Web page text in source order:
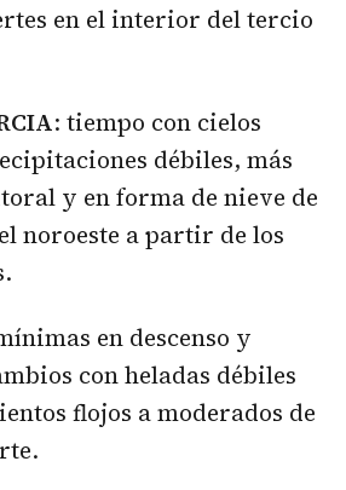
en el interior del tercio
: tiempo con cielos
débiles, más
y en forma de nieve de
noroeste a partir de los
en descenso y
con heladas débiles
flojos a moderados de